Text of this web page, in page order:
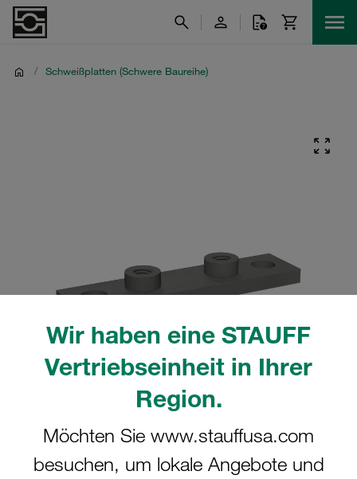
Wir haben eine STAUFF
Vertriebseinheit in Ihrer
Region.
Möchten Sie www.stauffusa.com
besuchen, um lokale Angebote und
/ Schweißplatten (Schwere Baureihe)